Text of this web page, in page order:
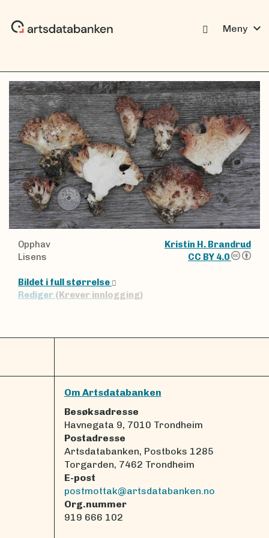
Meny expand_more
Opphav
Kristin H. Brandrud
Lisens
CC BY 4.0
Bildet i full størrelse
Rediger (Krever innlogging)
Om Artsdatabanken
Besøksadresse
Havnegata 9, 7010 Trondheim
Postadresse
Artsdatabanken, Postboks 1285
Torgarden, 7462 Trondheim
E-post
postmottak@artsdatabanken.no
Org.nummer
919 666 102